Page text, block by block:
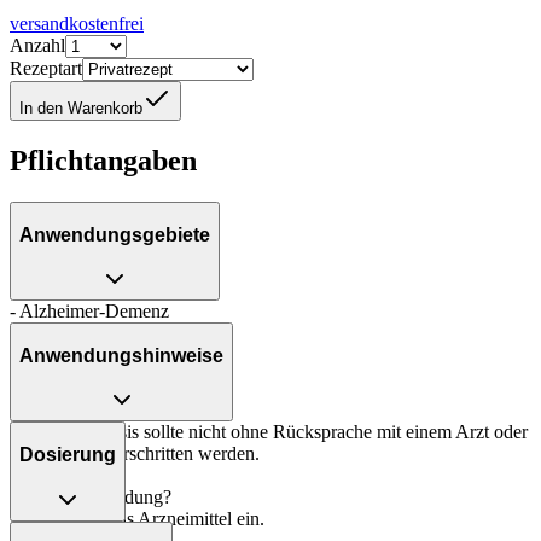
versandkostenfrei
Anzahl
Rezeptart
In den Warenkorb
Pflichtangaben
Anwendungsgebiete
- Alzheimer-Demenz
Anwendungshinweise
Die Gesamtdosis sollte nicht ohne Rücksprache mit einem Arzt oder
Apotheker überschritten werden.
Art der Anwendung?
Nehmen Sie das Arzneimittel ein.
Dosierung